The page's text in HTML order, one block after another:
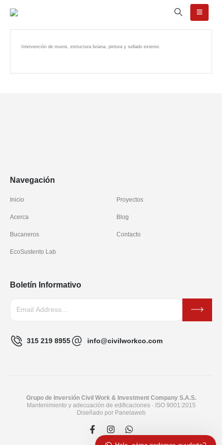
Intervención de muros, estructura liviana, pintura y sellado exterior.
Navegación
Inicio
Acerca
Bucaneros
EcoSustento Lab
Proyectos
Blog
Contacto
Boletín Informativo
315 219 8955 info@civilworkco.com
Grupo de Inversión Civil Work & Investment Company S.A.S.
Mantenimiento y adecuación de edificaciones · ISO 9001:2015
Diseñado por Panelaweb